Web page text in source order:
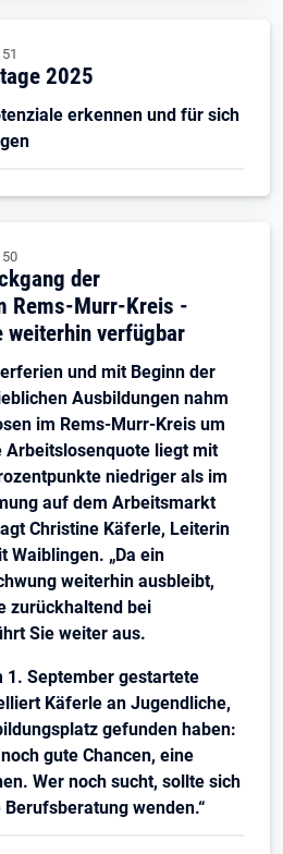
51
2025
erkennen und für sich
50
der
Rems-Murr-Kreis -
verfügbar
und mit Beginn der
Ausbildungen nahm
im Rems-Murr-Kreis um
Arbeitslosenquote liegt mit
niedriger als im
auf dem Arbeitsmarkt
Christine Käferle, Leiterin
Waiblingen. „Da ein
weiterhin ausbleibt,
zurückhaltend bei
Sie weiter aus.
1. September gestartete
Käferle an Jugendliche,
gefunden haben:
gute Chancen, eine
Wer noch sucht, sollte sich
wenden.“